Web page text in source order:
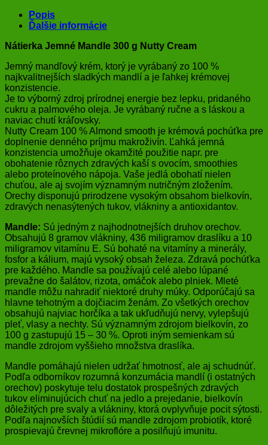
Popis
Ďalšie informácie
Nátierka Jemné Mandle 300 g Nutty Cream
Jemný mandľový krém, ktorý je vyrábaný zo 100 %
najkvalitnejších sladkých mandlí a je ľahkej krémovej
konzistencie.
Je to výborný zdroj prírodnej energie bez lepku, pridaného
cukru a palmového oleja. Je vyrábaný ručne a s láskou a
naviac chutí kráľovsky.
Nutty Cream 100 % Almond smooth je krémová pochúťka pre
doplnenie denného príjmu makroživín. Ľahká jemná
konzistencia umožňuje okamžité použitie napr. pre
obohatenie rôznych zdravých kaší s ovocím, smoothies
alebo proteínového nápoja. Vaše jedlá obohatí nielen
chuťou, ale aj svojím významným nutričným zložením.
Orechy disponujú prirodzene vysokým obsahom bielkovín,
zdravých nenasýtených tukov, vlákniny a antioxidantov.
Mandle: Sú jedným z najhodnotnejších druhov orechov.
Obsahujú 8 gramov vlákniny, 436 miligramov draslíku a 10
miligramov vitamínu E. Sú bohaté na vitamíny a minerály,
fosfor a kálium, majú vysoký obsah železa. Zdravá pochúťka
pre každého. Mandle sa používajú celé alebo lúpané
prevažne do šalátov, rizota, omáčok alebo plniek. Mleté
mandle môžu nahradiť niektoré druhy múky. Odporúčajú sa
hlavne tehotným a dojčiacim ženám. Zo všetkých orechov
obsahujú najviac horčíka a tak ukľudňujú nervy, vylepšujú
pleť, vlasy a nechty. Sú významným zdrojom bielkovín, zo
100 g zastupujú 15 – 30 %. Oproti iným semienkam sú
mandle zdrojom vyššieho množstva draslíka.
Mandle pomáhajú nielen udržať hmotnosť, ale aj schudnúť.
Podľa odborníkov rozumná konzumácia mandlí (i ostatných
orechov) poskytuje telu dostatok prospešných zdravých
tukov eliminujúcich chuť na jedlo a prejedanie, bielkovín
dôležitých pre svaly a vlákniny, ktorá ovplyvňuje pocit sýtosti.
Podľa najnovších štúdií sú mandle zdrojom probiotík, ktoré
prospievajú črevnej mikroflóre a posilňujú imunitu.